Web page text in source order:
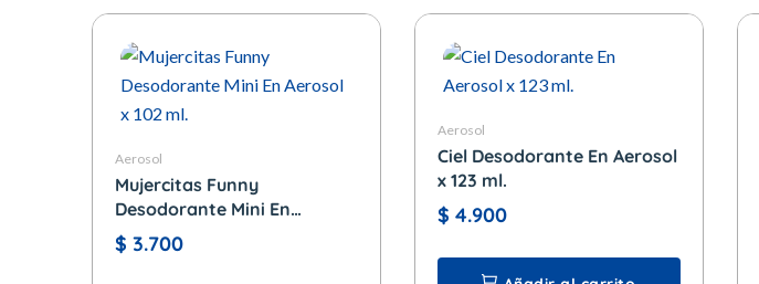
Aerosol
Mujercitas Funny
Desodorante Mini En
Aerosol x 102 ml.
$ 3.700
Aerosol
Ciel Desodorante En Aerosol
x 123 ml.
$ 4.900